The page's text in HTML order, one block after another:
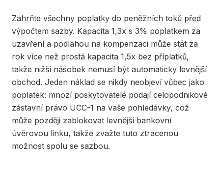
Zahrňte všechny poplatky do peněžních toků před
výpočtem sazby. Kapacita 1,3x s 3% poplatkem za
uzavření a podlahou na kompenzaci může stát za
rok více než prostá kapacita 1,5x bez příplatků,
takže nižší násobek nemusí být automaticky levnější
obchod. Jeden náklad se nikdy neobjeví vůbec jako
poplatek: mnozí poskytovatelé podají celopodnikové
zástavní právo UCC-1 na vaše pohledávky, což
může později zablokovat levnější bankovní
úvěrovou linku, takže zvažte tuto ztracenou
možnost spolu se sazbou.